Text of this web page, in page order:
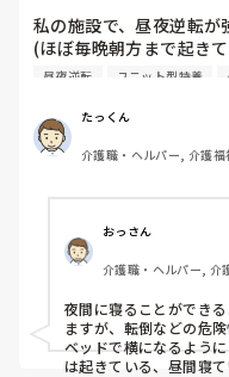
私の施設で、昼夜逆転が
(ほぼ毎晩朝方まで起き
そういう方の対応はみ
昼夜逆転 ユニット型特養
たっくん
介護職・ヘルパー, 介護
おっさん
介護職・ヘルパー, 介
夜間に寝ることができ
ますが、転倒などの危
ベッドで横になるよう
は起きている、昼間寝